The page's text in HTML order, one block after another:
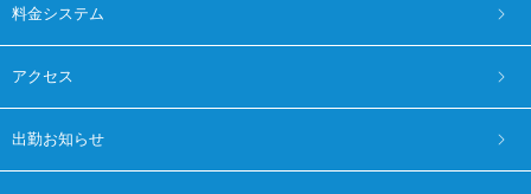
料金システム
アクセス
出勤お知らせ